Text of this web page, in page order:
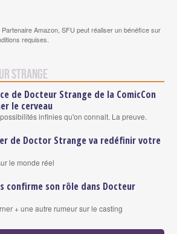
Amazon, SFU peut réaliser un bénéfice sur
requises.
Strange
de Docteur Strange de la ComicCon
le cerveau
infinies qu'on connait. La preuve.
de Doctor Strange va redéfinir votre
le monde réel
confirme son rôle dans Docteur
+ une autre rumeur sur le casting